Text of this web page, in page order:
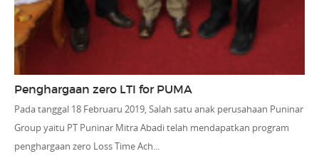
Penghargaan zero LTI for PUMA
Pada tanggal 18 Februaru 2019, Salah satu anak perusahaan Puninar
Group yaitu PT Puninar Mitra Abadi telah mendapatkan program
penghargaan zero Loss Time Ach...